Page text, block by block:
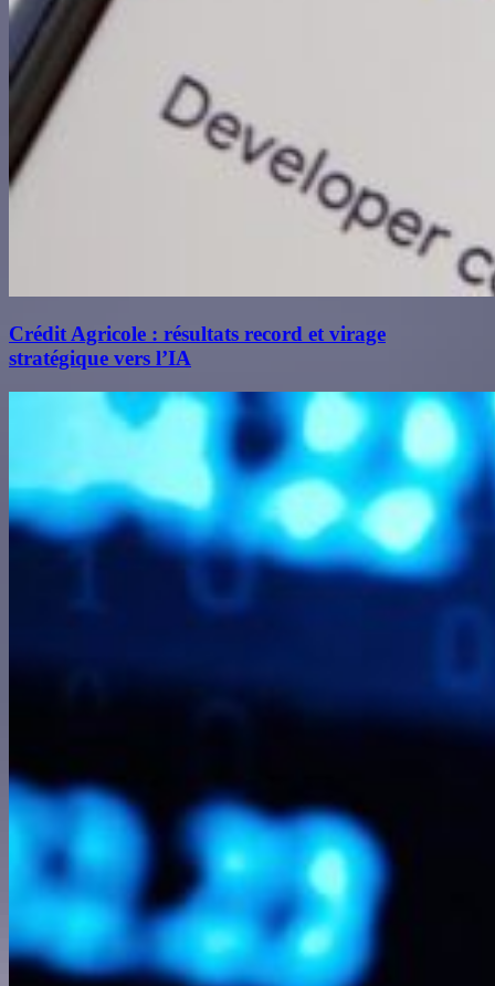
Crédit Agricole : résultats record et virage
stratégique vers l’IA